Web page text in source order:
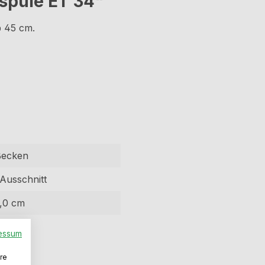
45 cm.
cm